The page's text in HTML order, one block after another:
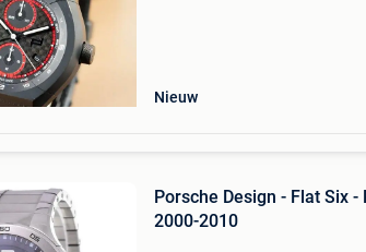
Nieuw
Porsche Design - Flat Six -
2000-2010